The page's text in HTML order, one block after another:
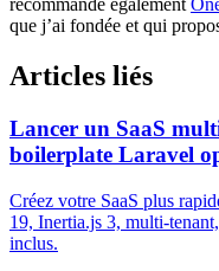
recommande également
que j’ai fondée et qui
Articles liés
Lancer un SaaS
boilerplate Laravel
Créez votre SaaS plus
19, Inertia.js 3, multi-
inclus.